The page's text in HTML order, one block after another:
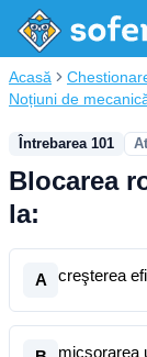
Acasă
Noțiuni de
Întrebarea 101
Blocarea
la:
A creşterea
micşorarea